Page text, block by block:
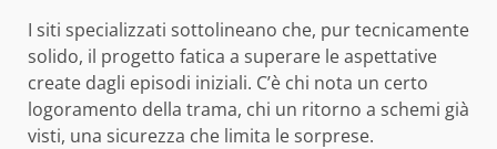
I siti specializzati sottolineano che, pur tecnicamente
solido, il progetto fatica a superare le aspettative
create dagli episodi iniziali. C’è chi nota un certo
logoramento della trama, chi un ritorno a schemi già
visti, una sicurezza che limita le sorprese.